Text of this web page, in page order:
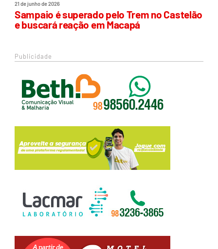
21 de junho de 2026
Sampaio é superado pelo Trem no Castelão
e buscará reação em Macapá
Publicidade